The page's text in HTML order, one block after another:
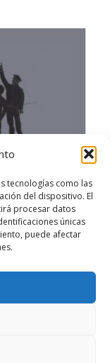
tecnologías como las
del dispositivo. El
procesar datos
únicas
puede afectar